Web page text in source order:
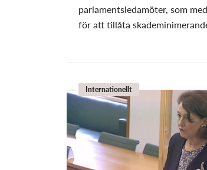
parlamentsledamöter, som
för att tillåta
Internationellt